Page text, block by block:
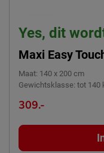
Yes, dit
Maxi Easy
Maat: 140 x 200 cm
Gewichtsklasse: tot 140
309.-